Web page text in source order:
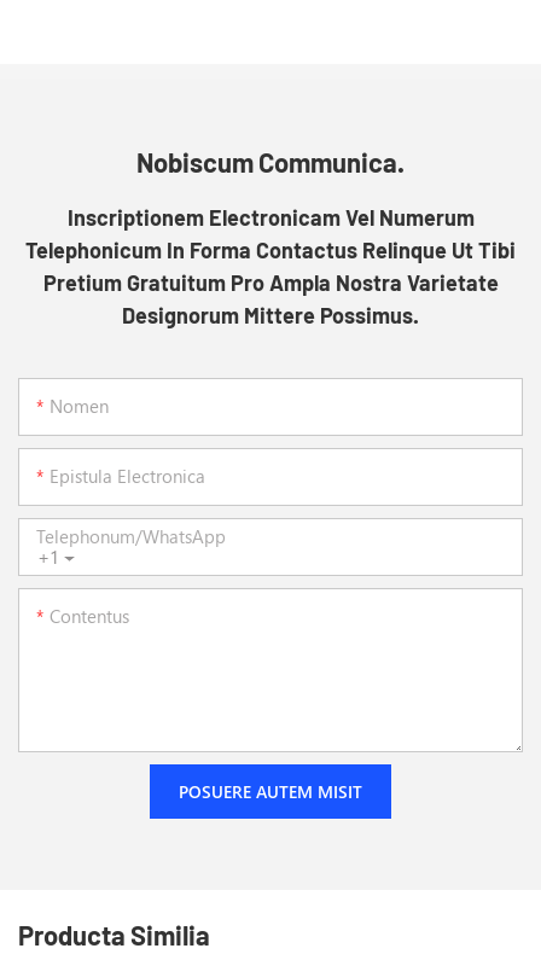
Nobiscum Communica.
Inscriptionem Electronicam Vel Numerum
Telephonicum In Forma Contactus Relinque Ut Tibi
Pretium Gratuitum Pro Ampla Nostra Varietate
Designorum Mittere Possimus.
Nomen
Epistula Electronica
+1
Telephonum/WhatsApp
Contentus
POSUERE AUTEM MISIT
Producta Similia